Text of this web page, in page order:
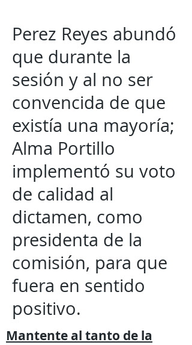
Perez Reyes abundó
que durante la
sesión y al no ser
convencida de que
existía una mayoría;
Alma Portillo
implementó su voto
de calidad al
dictamen, como
presidenta de la
comisión, para que
fuera en sentido
positivo.
Mantente al tanto de la